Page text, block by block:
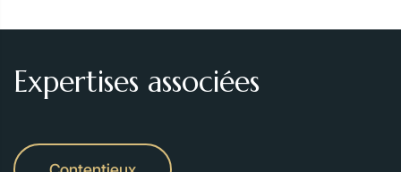
Expertises associées